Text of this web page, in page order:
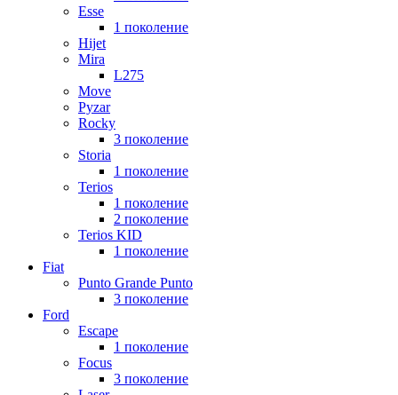
Esse
1 поколение
Hijet
Mira
L275
Move
Pyzar
Rocky
3 поколение
Storia
1 поколение
Terios
1 поколение
2 поколение
Terios KID
1 поколение
Fiat
Punto Grande Punto
3 поколение
Ford
Escape
1 поколение
Focus
3 поколение